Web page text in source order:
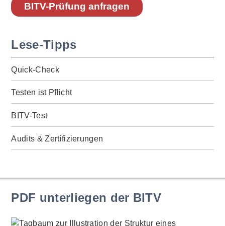
BITV-Prüfung anfragen
Lese-Tipps
Quick-Check
Testen ist Pflicht
BITV-Test
Audits & Zertifizierungen
PDF unterliegen der BITV